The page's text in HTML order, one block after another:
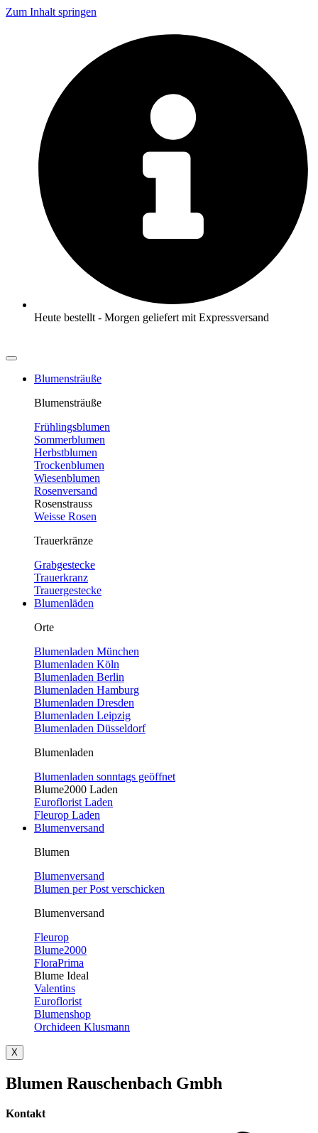
Zum Inhalt springen
Heute bestellt - Morgen geliefert mit Expressversand
Blumensträuße
Blumensträuße
Frühlingsblumen
Sommerblumen
Herbstblumen
Trockenblumen
Wiesenblumen
Rosenversand
Rosenstrauss
Weisse Rosen
Trauerkränze
Grabgestecke
Trauerkranz
Trauergestecke
Blumenläden
Orte
Blumenladen München
Blumenladen Köln
Blumenladen Berlin
Blumenladen Hamburg
Blumenladen Dresden
Blumenladen Leipzig
Blumenladen Düsseldorf
Blumenladen
Blumenladen sonntags geöffnet
Blume2000 Laden
Euroflorist Laden
Fleurop Laden
Blumenversand
Blumen
Blumenversand
Blumen per Post verschicken
Blumenversand
Fleurop
Blume2000
FloraPrima
Blume Ideal
Valentins
Euroflorist
Blumenshop
Orchideen Klusmann
X
Blumen Rauschenbach Gmbh
Kontakt